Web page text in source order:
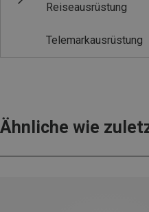
Reiseausrüstung
Telemarkausrüstung
Ähnliche wie